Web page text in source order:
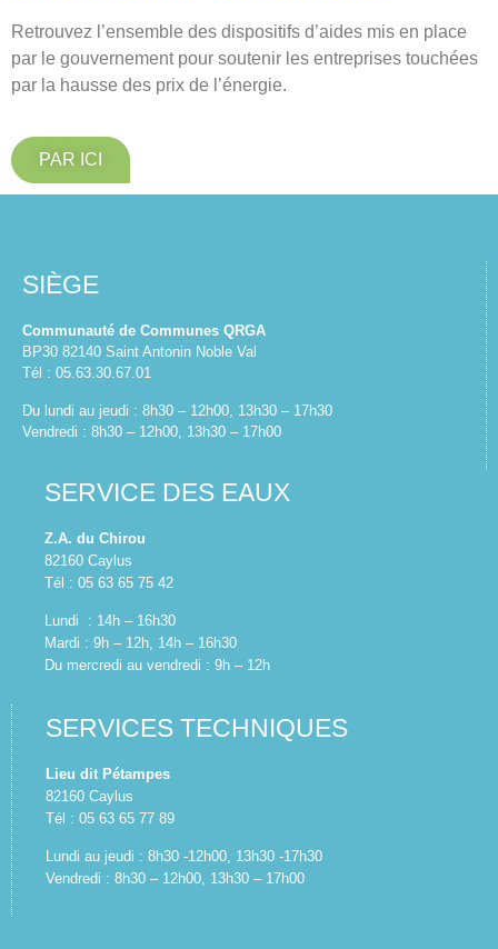
Retrouvez l’ensemble des dispositifs d’aides mis en place
par le gouvernement pour soutenir les entreprises touchées
par la hausse des prix de l’énergie.
PAR ICI
SIÈGE
Communauté de Communes QRGA
BP30 82140 Saint Antonin Noble Val
Tél : 05.63.30.67.01
Du lundi au jeudi : 8h30 – 12h00, 13h30 – 17h30
Vendredi : 8h30 – 12h00, 13h30 – 17h00
SERVICE DES EAUX
Z.A. du Chirou
82160 Caylus
Tél : 05 63 65 75 42
Lundi : 14h – 16h30
Mardi : 9h – 12h, 14h – 16h30
Du mercredi au vendredi : 9h – 12h
SERVICES TECHNIQUES
Lieu dit Pétampes
82160 Caylus
Tél : 05 63 65 77 89
Lundi au jeudi : 8h30 -12h00, 13h30 -17h30
Vendredi : 8h30 – 12h00, 13h30 – 17h00